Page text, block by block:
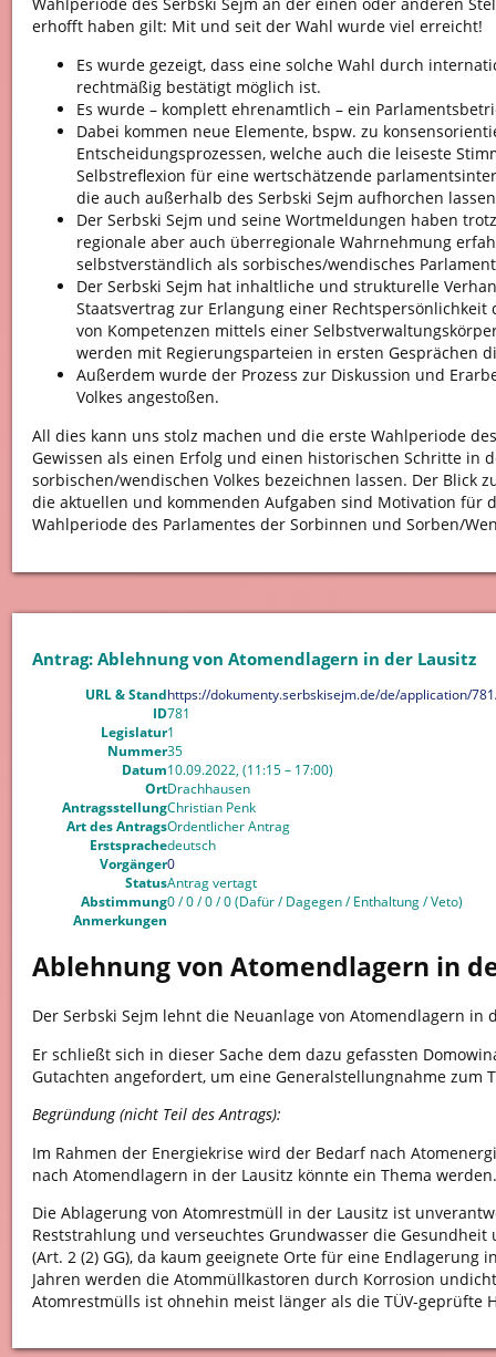
erhofft haben gilt: Mit und seit der Wahl wurde viel erreicht!
Es wurde gezeigt, dass eine solche Wahl durch
rechtmäßig bestätigt möglich ist.
Es wurde – komplett ehrenamtlich – ein
Dabei kommen neue Elemente, bspw. zu
Entscheidungsprozessen, welche auch die leiseste
Selbstreflexion für eine wertschätzende
die auch außerhalb des Serbski Sejm aufhorchen
Der Serbski Sejm und seine Wortmeldungen haben
regionale aber auch überregionale Wahrnehmung
selbstverständlich als sorbisches/wendisches
Der Serbski Sejm hat inhaltliche und strukturelle
Staatsvertrag zur Erlangung einer Rechtspersönlichkeit
von Kompetenzen mittels einer
werden mit Regierungsparteien in ersten Gesprächen
Außerdem wurde der Prozess zur Diskussion und
Volkes angestoßen.
All dies kann uns stolz machen und die erste Wahlperiode
Gewissen als einen Erfolg und einen historischen Schritte in
sorbischen/wendischen Volkes bezeichnen lassen. Der Blick
die aktuellen und kommenden Aufgaben sind Motivation für
Wahlperiode des Parlamentes der Sorbinnen und Sorben/
Antrag: Ablehnung von Atomendlagern in der Lausitz
URL & Standhttps://dokumenty.serbskisejm.de/de/application/
ID781
Legislatur1
Nummer35
Datum10.09.2022, (11:15 – 17:00)
OrtDrachhausen
AntragsstellungChristian Penk
Art des AntragsOrdentlicher Antrag
Erstsprachedeutsch
Vorgänger0
StatusAntrag vertagt
Abstimmung0 / 0 / 0 / 0 (Dafür / Dagegen / Enthaltung / Veto)
Anmerkungen
Ablehnung von Atomendlagern in
Der Serbski Sejm lehnt die Neuanlage von Atomendlagern in
Er schließt sich in dieser Sache dem dazu gefassten
Gutachten angefordert, um eine Generalstellungnahme zum
Begründung (nicht Teil des Antrags):
Im Rahmen der Energiekrise wird der Bedarf nach
nach Atomendlagern in der Lausitz könnte ein Thema werden.
Die Ablagerung von Atomrestmüll in der Lausitz ist
Reststrahlung und verseuchtes Grundwasser die Gesundheit
(Art. 2 (2) GG), da kaum geeignete Orte für eine Endlagerung
Jahren werden die Atommüllkastoren durch Korrosion
Atomrestmülls ist ohnehin meist länger als die TÜV-geprüfte